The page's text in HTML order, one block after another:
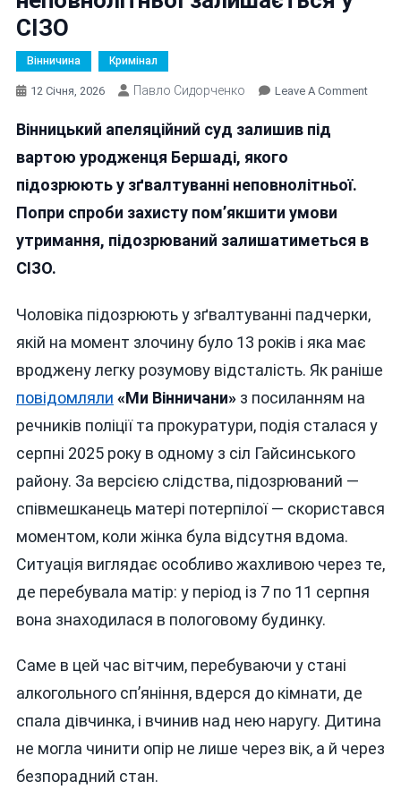
СІЗО
Вінничина Кримінал
12 Січня, 2026 Павло Сидорченко Leave A CommentOn
Вінницький апеляційний суд залишив під
вартою уродженця Бершаді, якого
підозрюють у зґвалтуванні неповнолітньої.
Попри спроби захисту пом’якшити умови
утримання, підозрюваний залишатиметься в
СІЗО.
Чоловіка підозрюють у зґвалтуванні падчерки,
якій на момент злочину було 13 років і яка має
вроджену легку розумову відсталість. Як раніше
повідомляли «Ми Вінничани»з посиланням на
речників поліції та прокуратури, подія сталася у
серпні 2025 року в одному з сіл Гайсинського
району. За версією слідства, підозрюваний —
співмешканець матері потерпілої — скористався
моментом, коли жінка була відсутня вдома.
Ситуація виглядає особливо жахливою через те,
де перебувала матір: у період із 7 по 11 серпня
вона знаходилася в пологовому будинку.
Саме в цей час вітчим, перебуваючи у стані
алкогольного сп’яніння, вдерся до кімнати, де
спала дівчинка, і вчинив над нею наругу. Дитина
не могла чинити опір не лише через вік, а й через
безпорадний стан.